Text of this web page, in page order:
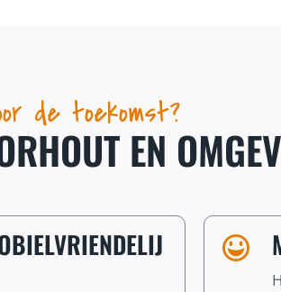
de toekomst?
EN